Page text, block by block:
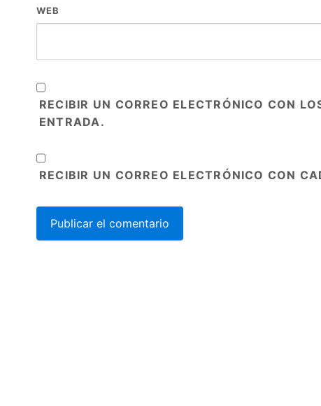
WEB
RECIBIR UN CORREO ELECTRÓNICO CON
ENTRADA.
RECIBIR UN CORREO ELECTRÓNICO CON